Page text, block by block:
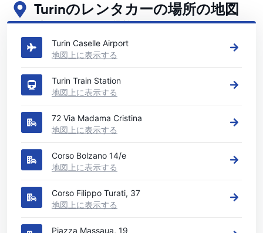
Turinのレンタカーの場所の地図
Turinの主要なレンタカーの場所をご覧ください
Turin Caselle Airport
地図上に表示する
Turin Train Station
地図上に表示する
72 Via Madama Cristina
地図上に表示する
Corso Bolzano 14/e
地図上に表示する
Corso Filippo Turati, 37
地図上に表示する
Piazza Massaua, 19